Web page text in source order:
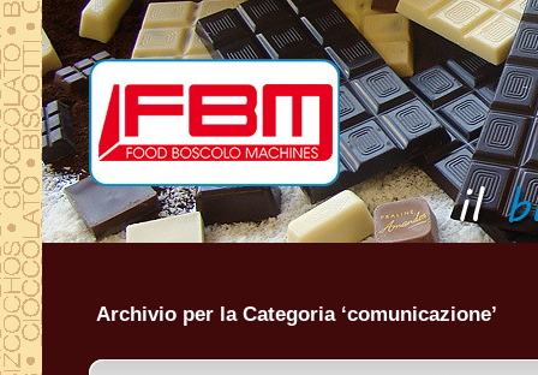
Archivio per la Categoria ‘comunicazione’